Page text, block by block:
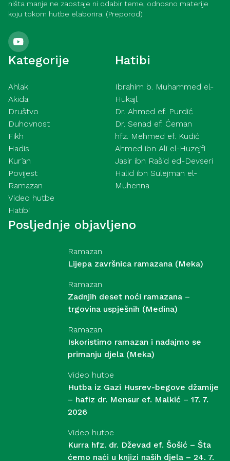
ništa manje ne zaostaje ni odabir teme, odnosno materije
koju tokom hutbe elaborira. (Preporod)
Kategorije
Ahlak
Akida
Društvo
Duhovnost
Fikh
Hadis
Kur’an
Povijest
Ramazan
Video hutbe
Hatibi
Hatibi
Ibrahim b. Muhammed el-
Hukajl
Dr. Ahmed ef. Purdić
Dr. Senad ef. Ćeman
hfz. Mehmed ef. Kudić
Ahmed ibn Ali el-Huzejfi
Jasir ibn Rašid ed-Devseri
Halid ibn Sulejman el-
Muhenna
Posljednje objavljeno
Ramazan
Lijepa završnica ramazana (Meka)
Ramazan
Zadnjih deset noći ramazana –
trgovina uspješnih (Medina)
Ramazan
Iskoristimo ramazan i nadajmo se
primanju djela (Meka)
Video hutbe
Hutba iz Gazi Husrev-begove džamije
– hafiz dr. Mensur ef. Malkić – 17. 7.
2026
Video hutbe
Kurra hfz. dr. Dževad ef. Šošić – Šta
ćemo naći u knjizi naših djela – 24. 7.